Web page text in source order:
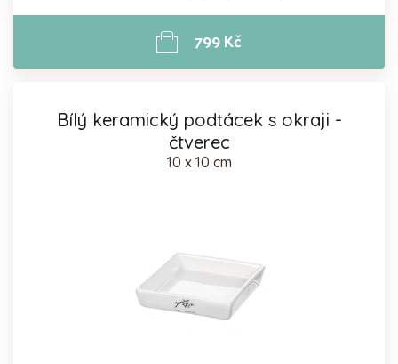
799 Kč
Bílý keramický podtácek s okraji -
čtverec
10 x 10 cm